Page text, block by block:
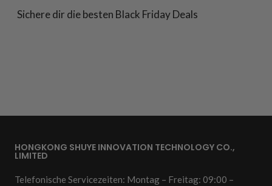
Sichere dir die besten Black Friday Deals
HONGKONG SHUYE INNOVATION TECHNOLOGY CO.,
LIMITED
Telefonische Servicezeiten: Montag – Freitag: 09:00 –